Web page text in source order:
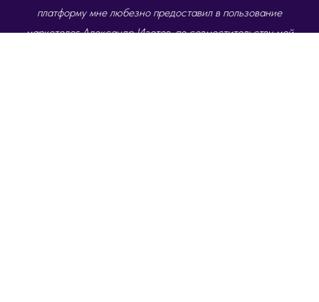
платформу мне любезно предоставил в пользование
маркетолог Александр Изотов, по совместительству мой